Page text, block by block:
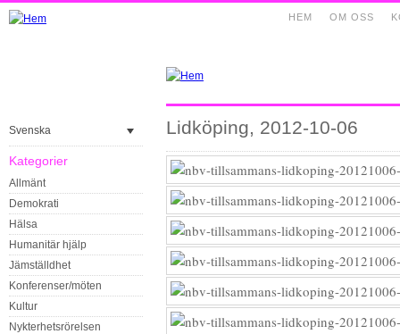
OM OSS
HEM
Svenska
Kategorier
Allmänt
Demokrati
Hälsa
Humanitär hjälp
Jämställdhet
Konferenser/möten
Kultur
Nykterhetsrörelsen
Lidköping, 2012-10-06